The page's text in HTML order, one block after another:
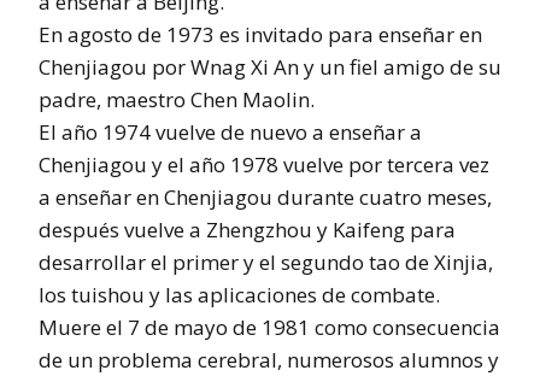
En agosto de 1973 es invitado para enseñar en
Chenjiagou por Wnag Xi An y un fiel amigo de su
padre, maestro Chen Maolin.
El año 1974 vuelve de nuevo a enseñar a
Chenjiagou y el año 1978 vuelve por tercera vez
a enseñar en Chenjiagou durante cuatro meses,
después vuelve a Zhengzhou y Kaifeng para
desarrollar el primer y el segundo tao de Xinjia,
los tuishou y las aplicaciones de combate.
Muere el 7 de mayo de 1981 como consecuencia
de un problema cerebral, numerosos alumnos y